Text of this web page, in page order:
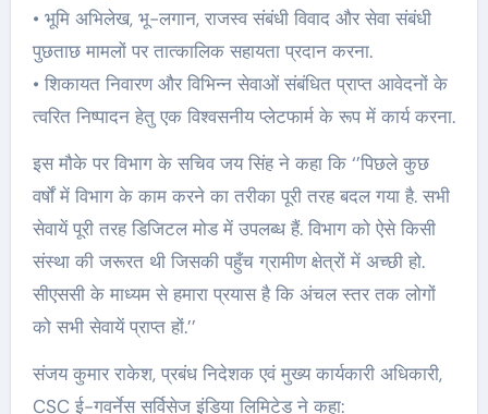
• भूमि अभिलेख, भू-लगान, राजस्व संबंधी विवाद और सेवा संबंधी
पुछताछ मामलों पर तात्कालिक सहायता प्रदान करना.
• शिकायत निवारण और विभिन्न सेवाओं संबंधित प्राप्त आवेदनों के
त्वरित निष्पादन हेतु एक विश्वसनीय प्लेटफार्म के रूप में कार्य करना.
इस मौके पर विभाग के सचिव जय सिंह ने कहा कि ‘’पिछले कुछ
वर्षों में विभाग के काम करने का तरीका पूरी तरह बदल गया है. सभी
सेवायें पूरी तरह डिजिटल मोड में उपलब्ध हैं. विभाग को ऐसे किसी
संस्था की जरूरत थी जिसकी पहुँच ग्रामीण क्षेत्रों में अच्छी हो.
सीएससी के माध्यम से हमारा प्रयास है कि अंचल स्तर तक लोगों
को सभी सेवायें प्राप्त हों.’’
संजय कुमार राकेश, प्रबंध निदेशक एवं मुख्य कार्यकारी अधिकारी,
CSC ई-गवर्नेस सर्विसेज इंडिया लिमिटेड ने कहा: